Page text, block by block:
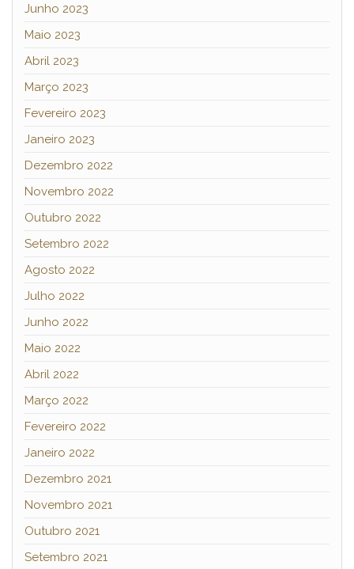
Junho 2023
Maio 2023
Abril 2023
Março 2023
Fevereiro 2023
Janeiro 2023
Dezembro 2022
Novembro 2022
Outubro 2022
Setembro 2022
Agosto 2022
Julho 2022
Junho 2022
Maio 2022
Abril 2022
Março 2022
Fevereiro 2022
Janeiro 2022
Dezembro 2021
Novembro 2021
Outubro 2021
Setembro 2021